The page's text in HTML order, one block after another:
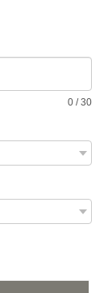
0 /30